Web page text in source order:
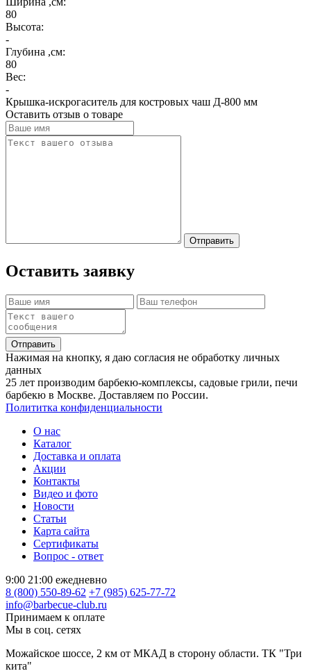
80
Высота:
-
Глубина ,см:
80
Вес:
-
Крышка-искрогаситель для костровых чаш Д-800 мм
Оставить отзыв о товаре
Отправить
Оставить заявку
Отправить
Нажимая на кнопку, я даю согласия не обработку личных
данных
25 лет производим барбекю-комплексы, садовые грили, печи
барбекю в Москве. Доставляем по России.
Полититка конфиденциальности
О нас
Каталог
Доставка и оплата
Акции
Контакты
Видео и фото
Новости
Статьи
Карта сайта
Сертификаты
Вопрос - ответ
9:00 21:00 ежедневно
8 (800) 550-89-62 +7 (985) 625-77-72
info@barbecue-club.ru
Принимаем к оплате
Мы в соц. сетях
Можайское шоссе, 2 км от МКАД в сторону области. ТК "Три
кита"